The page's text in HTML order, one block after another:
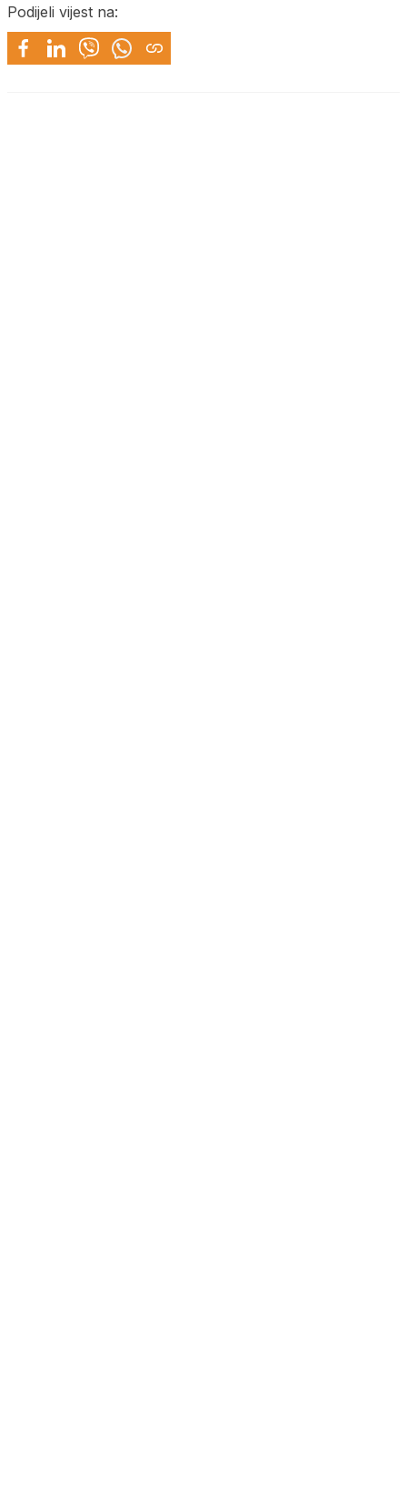
Podijeli vijest na: